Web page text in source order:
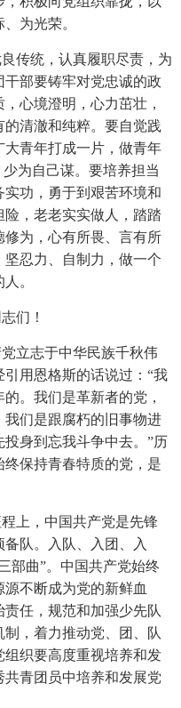
为光荣。
传统，认真履职尽责，为
部要铸牢对党忠诚的政
心境澄明，心力茁壮，
清澈和纯粹。要自觉践
青年打成一片，做青年
为自己谋。要培养担当
功，勇于到艰苦环境和
，老老实实做人，踏踏
为，心有所畏、言有所
忍力、自制力，做一个
。
们！
立志于中华民族千秋伟
用恩格斯的话说过：“我
。我们是革新者的党，
们是跟腐朽的旧事物进
身到忘我斗争中去。”历
保持青春特质的党，是
上，中国共产党是先锋
队。入队、入团、入
部曲”。中国共产党始终
不断成为党的新鲜血
任，规范和加强少先队
，着力推动党、团、队
织要高度重视培养和发
青团员中培养和发展党